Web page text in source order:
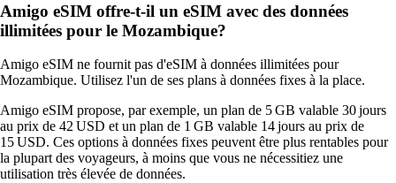
Amigo eSIM offre-t-il un eSIM avec des données
illimitées pour le Mozambique?
Amigo eSIM ne fournit pas d'eSIM à données illimitées pour
Mozambique. Utilisez l'un de ses plans à données fixes à la place.
Amigo eSIM propose, par exemple, un plan de 5 GB valable 30 jours
au prix de 42 USD et un plan de 1 GB valable 14 jours au prix de
15 USD. Ces options à données fixes peuvent être plus rentables pour
la plupart des voyageurs, à moins que vous ne nécessitiez une
utilisation très élevée de données.